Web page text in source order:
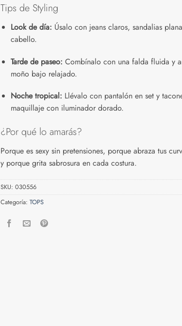
Tips de Styling
Look de día: Úsalo con jeans claros, sandalias
cabello.
Tarde de paseo: Combínalo con una falda fluida y
moño bajo relajado.
Noche tropical: Llévalo con pantalón en set y
maquillaje con iluminador dorado.
¿Por qué lo amarás?
Porque es sexy sin pretensiones, porque abraza tus
y porque grita sabrosura en cada costura.
SKU:030556
Categoría:TOPS